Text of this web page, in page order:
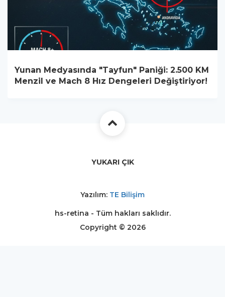
Yunan Medyasında "Tayfun" Paniği: 2.500 KM
Menzil ve Mach 8 Hız Dengeleri Değiştiriyor!
YUKARI ÇIK
Yazılım: TE Bilişim
hs-retina - Tüm hakları saklıdır.
Copyright © 2026